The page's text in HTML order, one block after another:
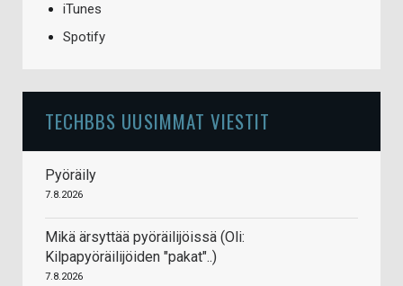
iTunes
Spotify
TECHBBS UUSIMMAT VIESTIT
Pyöräily
7.8.2026
Mikä ärsyttää pyöräilijöissä (Oli:
Kilpapyöräilijöiden "pakat"..)
7.8.2026